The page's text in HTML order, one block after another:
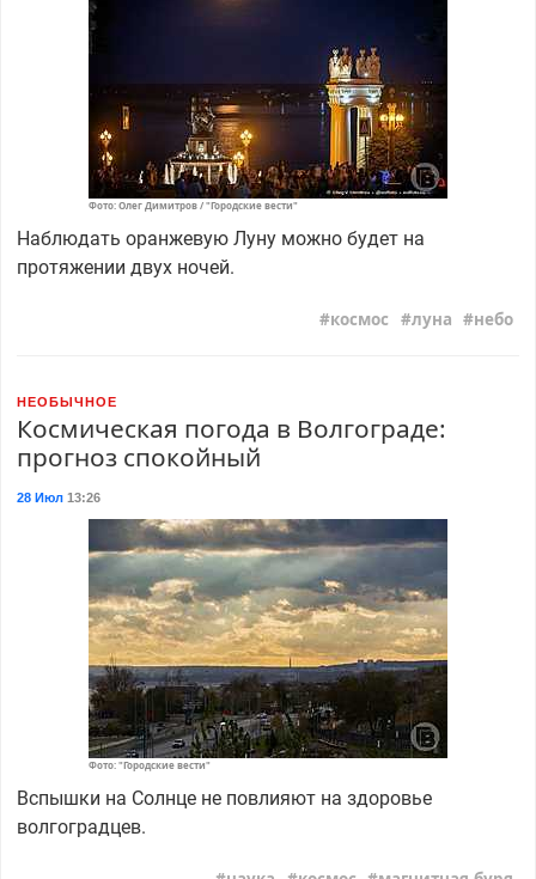
Фото: Олег Димитров / "Городские вести"
Наблюдать оранжевую Луну можно будет на
протяжении двух ночей.
космос луна небо
НЕОБЫЧНОЕ
Космическая погода в Волгограде:
прогноз спокойный
28 Июл13:26
Фото: "Городские вести"
Вспышки на Солнце не повлияют на здоровье
волгоградцев.